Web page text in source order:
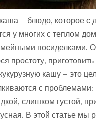
– блюдо, которое с
у многих с теплом
посиделками.
простоту, приготовить
кукурузную кашу – это
с проблемами:
слишком густой,
В этой статье мы